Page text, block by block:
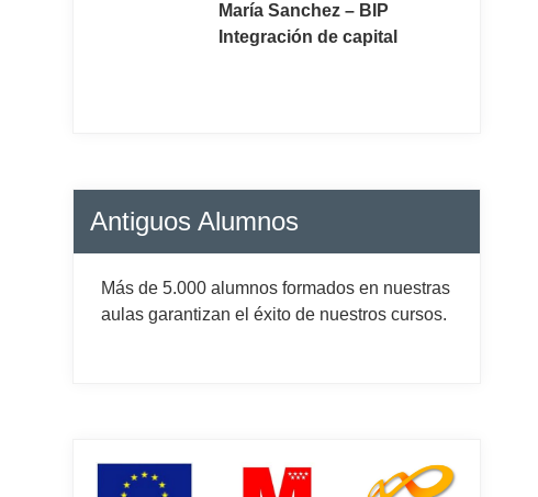
María Sanchez – BIP
Integración de capital
Antiguos Alumnos
Más de 5.000 alumnos formados en nuestras
aulas garantizan el éxito de nuestros cursos.